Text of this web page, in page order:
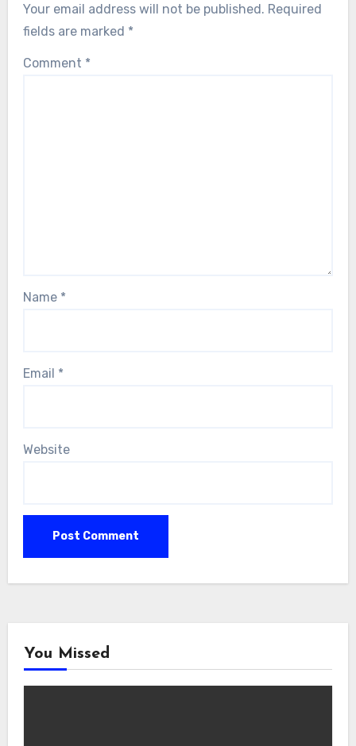
Your email address will not be published. Required
fields are marked *
Comment *
Name *
Email *
Website
You Missed